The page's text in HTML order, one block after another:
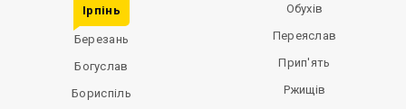
Ірпінь
Березань
Богуслав
Бориспіль
Обухів
Переяслав
Прип'ять
Ржищів